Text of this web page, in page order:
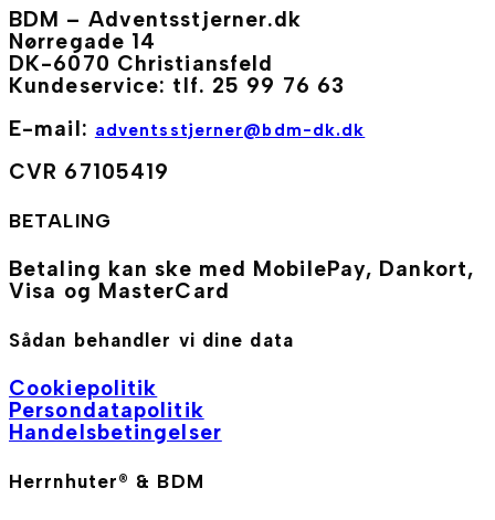
BDM – Adventsstjerner.dk
Nørregade 14
DK-6070 Christiansfeld
Kundeservice: tlf. 25 99 76 63
E-mail: adventsstjerner@bdm-dk.dk
CVR 67105419
BETALING
Betaling kan ske med MobilePay, Dankort,
Visa og MasterCard
Sådan behandler vi dine data
Cookiepolitik
Persondatapolitik
Handelsbetingelser
Herrnhuter® & BDM